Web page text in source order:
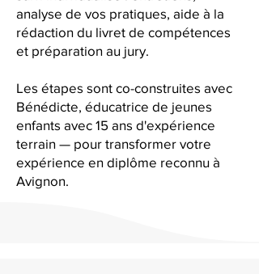
analyse de vos pratiques, aide à la
rédaction du livret de compétences
et préparation au jury.
Les étapes sont co-construites avec
Bénédicte, éducatrice de jeunes
enfants avec 15 ans d'expérience
terrain — pour transformer votre
expérience en diplôme reconnu à
Avignon.